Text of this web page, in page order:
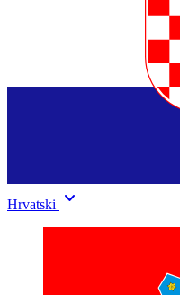
Hrvatski keyboard_arrow_down